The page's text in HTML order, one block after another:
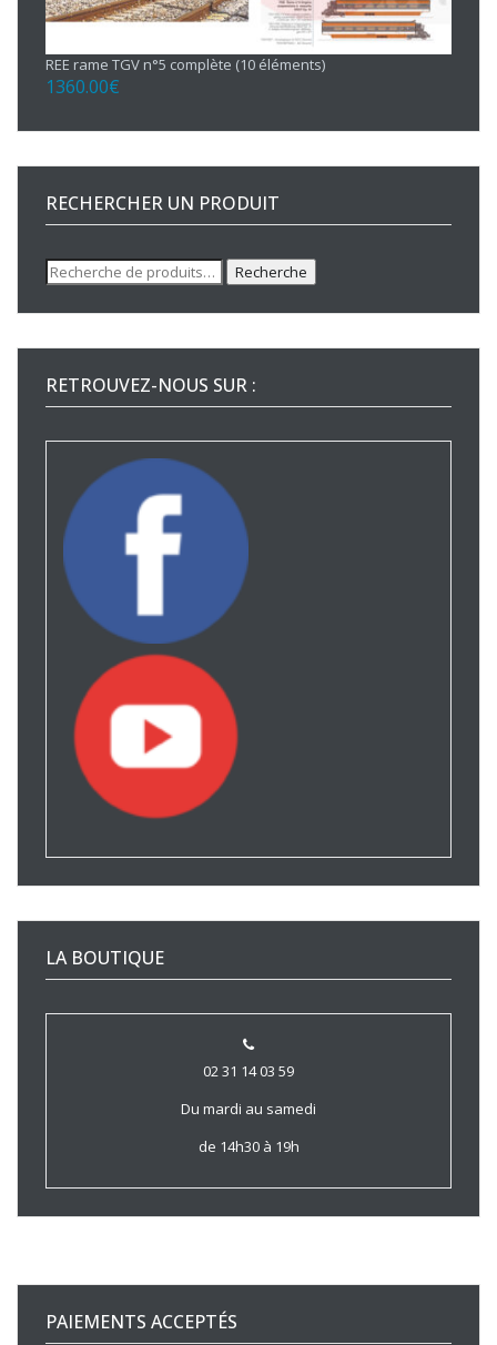
REE rame TGV n°5 complète (10 éléments)
1360.00€
RECHERCHER UN PRODUIT
Recherche
pour :
Recherche
RETROUVEZ-NOUS SUR :
LA BOUTIQUE
02 31 14 03 59
Du mardi au samedi
de 14h30 à 19h
PAIEMENTS ACCEPTÉS